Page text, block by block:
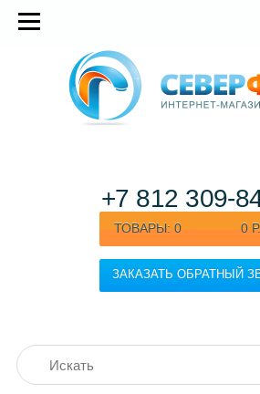
ТОВАРЫ: 0 0 Р.
ЗАКАЗАТЬ ОБРАТНЫЙ
+7 812 309-